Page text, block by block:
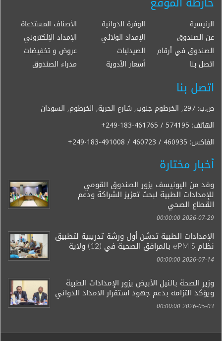
الرئيسية الوفرة الدوائية
الأصناف المستدعاة
عن الصندوق
الإمداد الولائي
الإمداد الإلكتروني
الصندوق في أرقام
الصيدليات
عروض و تخفيضات
اتصل بنا
أسعار الأدوية مدراء الصندوق
اتصل بنا
ص.ب: 297, الخرطوم جنوب, شارع الحرية, الخرطوم, السودان
الهاتف: +249-183-461765 / 574195
الفاكس: +249-183-491008 / 460723 / 460935
أخبار مختارة
وفد من اليونيسف يزور الصندوق القومي
للإمدادات الطبية لبحث تعزيز الشراكة ودعم
القطاع الصحي
2026-07-29 00:00:00
الإمدادات الطبية تدشن أول ورشة تدريبية لتطبيق
نظام ePMIS بالمرافق الصحية في (12) ولاية
2026-07-14 00:00:00
وزير الصحة بالنيل الأبيض يزور الإمدادات الطبية
ويؤكد التزامه بدعم جهود استقرار الامداد الدوائي
2026-05-03 00:00:00